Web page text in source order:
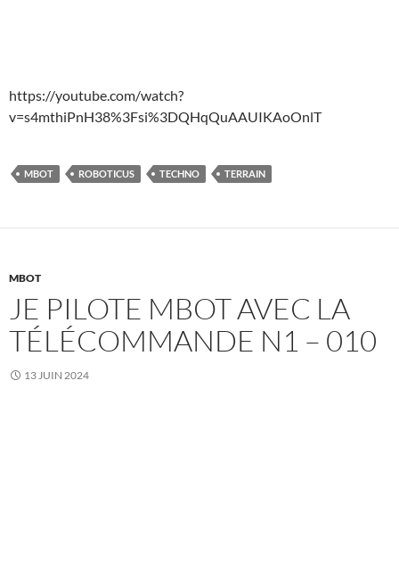
https://youtube.com/watch?
v=s4mthiPnH38%3Fsi%3DQHqQuAAUIKAoOnlT
MBOT ROBOTICUS TECHNO TERRAIN
MBOT
JE PILOTE MBOT AVEC LA
TÉLÉCOMMANDE N1 – 010
13 JUIN 2024